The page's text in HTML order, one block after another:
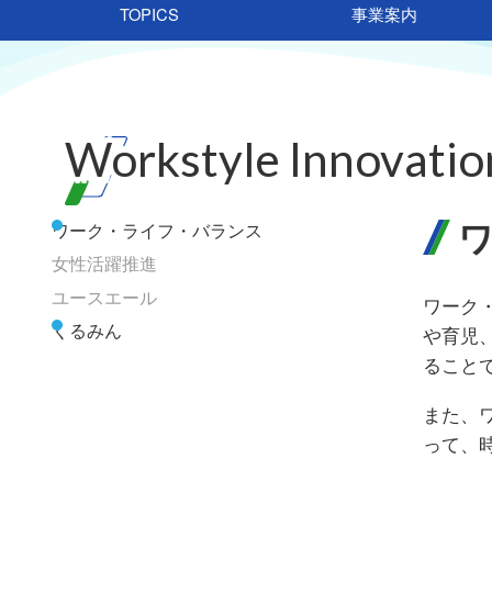
TOPICS 事業案内
企業情報 働き方改革の推進
Workstyle
ワーク・ライフ・バランス
女性活躍推進
ユースエール
くるみん
ワーク
や育児
ること
また、
って、